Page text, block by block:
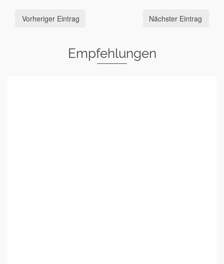
Vorheriger Eintrag Nächster Eintrag
Empfehlungen